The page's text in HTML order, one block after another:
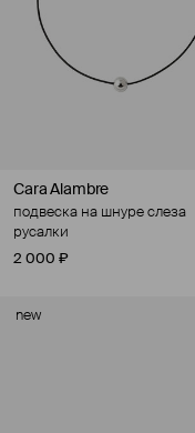
Cara Alambre
подвеска на шнуре слеза
русалки
2 000 ₽
new